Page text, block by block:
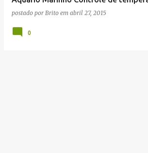
postado por Brito em abril 27, 2015
0